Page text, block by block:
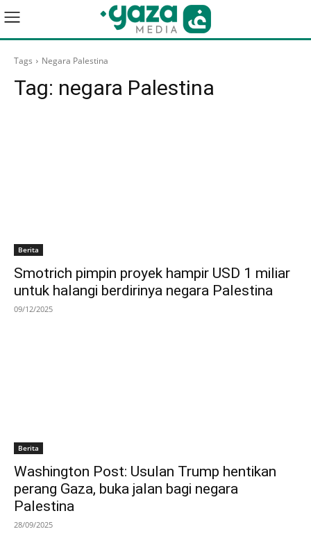
Tags Negara Palestina
Tag: negara Palestina
Berita
Smotrich pimpin proyek hampir USD 1 miliar
untuk halangi berdirinya negara Palestina
09/12/2025
Berita
Washington Post: Usulan Trump hentikan
perang Gaza, buka jalan bagi negara
Palestina
28/09/2025